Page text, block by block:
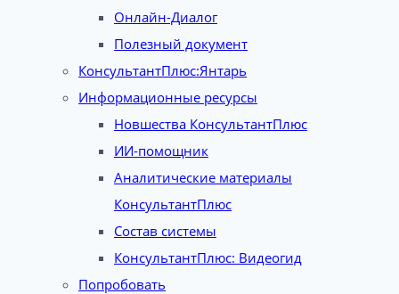
Онлайн-Диалог
Полезный документ
КонсультантПлюс:Янтарь
Информационные ресурсы
Новшества КонсультантПлюс
ИИ-помощник
Аналитические материалы
КонсультантПлюс
Состав системы
КонсультантПлюс: Видеогид
Попробовать